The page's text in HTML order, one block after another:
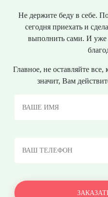
Не держите беду в себе.
сегодня приехать и
выполнить сами. И уже
Главное, не оставляйте
значит, Вам